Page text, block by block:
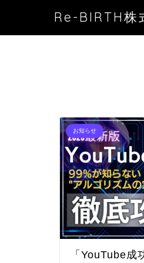
Re-BIRTH株
お知らせ
「YouTube成